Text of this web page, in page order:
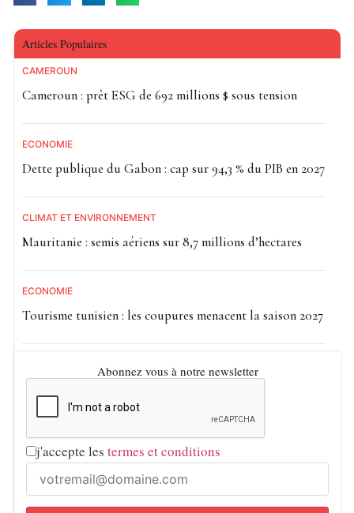
Articles Populaires
CAMEROUN
Cameroun : prêt ESG de 692 millions $ sous tension
ECONOMIE
Dette publique du Gabon : cap sur 94,3 % du PIB en 2027
CLIMAT ET ENVIRONNEMENT
Mauritanie : semis aériens sur 8,7 millions d’hectares
ECONOMIE
Tourisme tunisien : les coupures menacent la saison 2027
Abonnez vous à notre newsletter
j'accepte les termes et conditions